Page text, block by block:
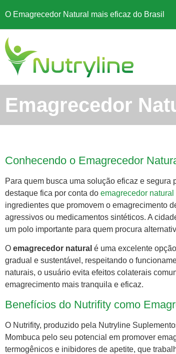
O Emagrecedor Natural mais eficaz do Brasil
Emagrecedor
Conhecendo o Emagrecedor
Para quem busca uma solução eficaz e segura
destaque fica por conta do emagrecedor natural
ingredientes que promovem o emagrecimento
agressivos ou medicamentos sintéticos. A
um polo importante para quem procura
O emagrecedor natural é uma excelente
gradual e sustentável, respeitando o
naturais, o usuário evita efeitos colaterais
emagrecimento mais tranquila e eficaz.
Benefícios do Nutrifity como
O Nutrifity, produzido pela Nutryline
Mombuca pelo seu potencial em promover
termogênicos e inibidores de apetite, que